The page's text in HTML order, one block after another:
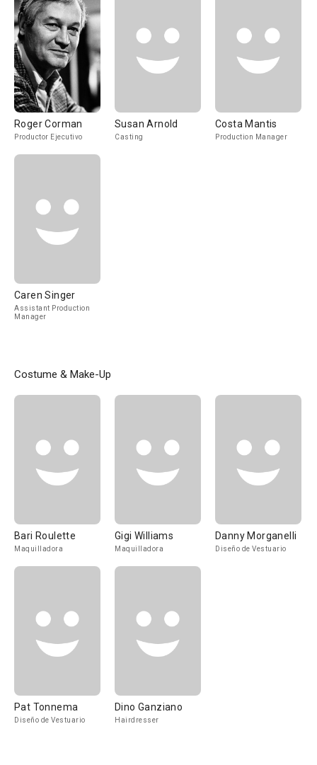
Roger Corman
Productor Ejecutivo
Susan Arnold
Casting
Costa Mantis
Production Manager
Caren Singer
Assistant Production
Manager
Costume & Make-Up
Bari Roulette
Maquilladora
Gigi Williams
Maquilladora
Danny Morganelli
Diseño de Vestuario
Pat Tonnema
Diseño de Vestuario
Dino Ganziano
Hairdresser